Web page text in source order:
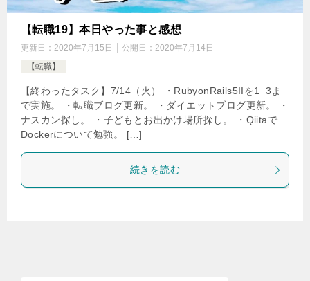
【転職19】本日やった事と感想
更新日： 2020年7月15日 公開日： 2020年7月14日
【転職】
【終わったタスク】7/14（火） ・RubyonRails5IIを1−3ま
で実施。 ・転職ブログ更新。 ・ダイエットブログ更新。 ・
ナスカン探し。 ・子どもとお出かけ場所探し。 ・Qiitaで
Dockerについて勉強。 […]
続きを読む